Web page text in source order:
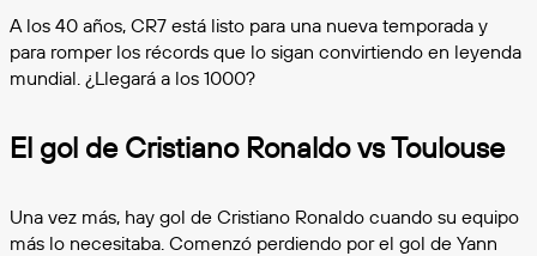
A los 40 años, CR7 está listo para una nueva temporada y
para romper los récords que lo sigan convirtiendo en leyenda
mundial. ¿Llegará a los 1000?
El gol de Cristiano Ronaldo vs Toulouse
Una vez más, hay gol de Cristiano Ronaldo cuando su equipo
más lo necesitaba. Comenzó perdiendo por el gol de Yann